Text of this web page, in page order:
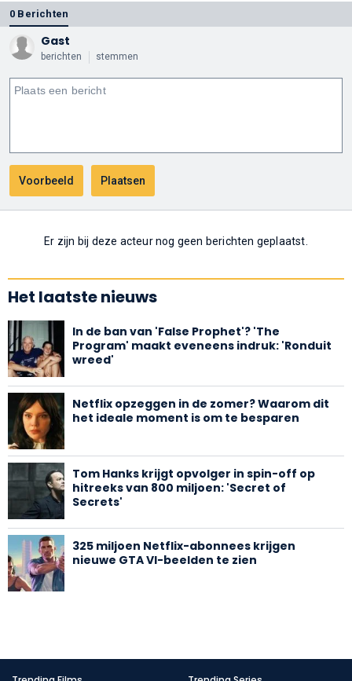
0 Berichten
Gast
berichten stemmen
Er zijn bij deze acteur nog geen berichten geplaatst.
Het laatste nieuws
In de ban van 'False Prophet'? 'The
Program' maakt eveneens indruk: 'Ronduit
wreed'
Netflix opzeggen in de zomer? Waarom dit
het ideale moment is om te besparen
Tom Hanks krijgt opvolger in spin-off op
hitreeks van 800 miljoen: 'Secret of
Secrets'
325 miljoen Netflix-abonnees krijgen
nieuwe GTA VI-beelden te zien